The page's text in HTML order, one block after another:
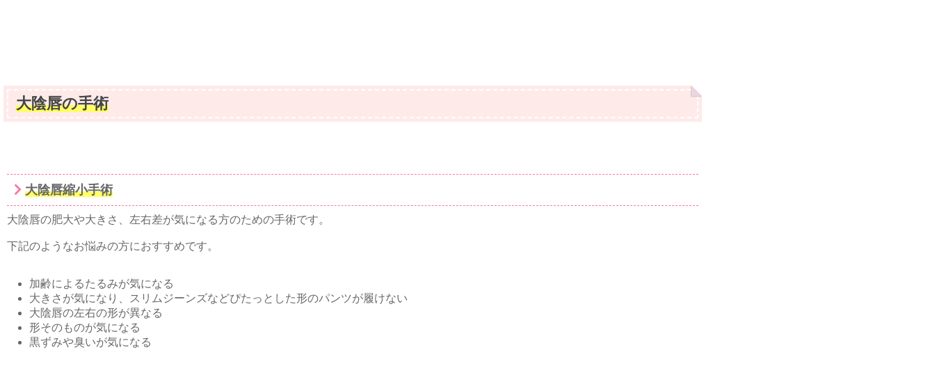
大陰唇の手術
大陰唇縮小手術
大陰唇の肥大や大きさ、左右差が気になる方のための手術です。
下記のようなお悩みの方におすすめです。
加齢によるたるみが気になる
大きさが気になり、スリムジーンズなどぴたっとした形のパンツが履けない
大陰唇の左右の形が異なる
形そのものが気になる
黒ずみや臭いが気になる